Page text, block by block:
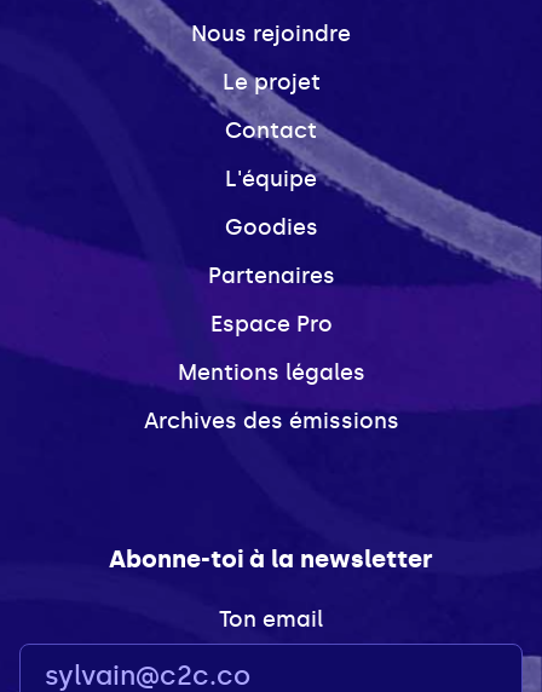
Nous rejoindre
Le projet
Contact
L'équipe
Goodies
Partenaires
Espace Pro
Mentions légales
Archives des émissions
Abonne-toi à la newsletter
Ton email